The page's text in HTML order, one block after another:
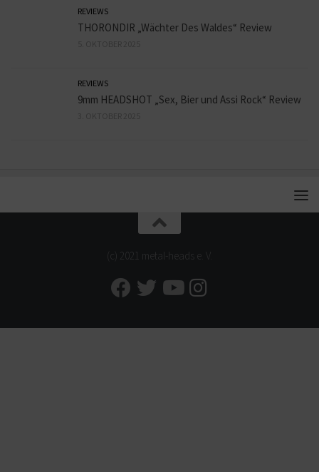
REVIEWS
THORONDIR „Wächter Des Waldes“ Review
REVIEWS
9mm HEADSHOT „Sex, Bier und Assi Rock“ Review
(c) 2021 metal-heads e. V.